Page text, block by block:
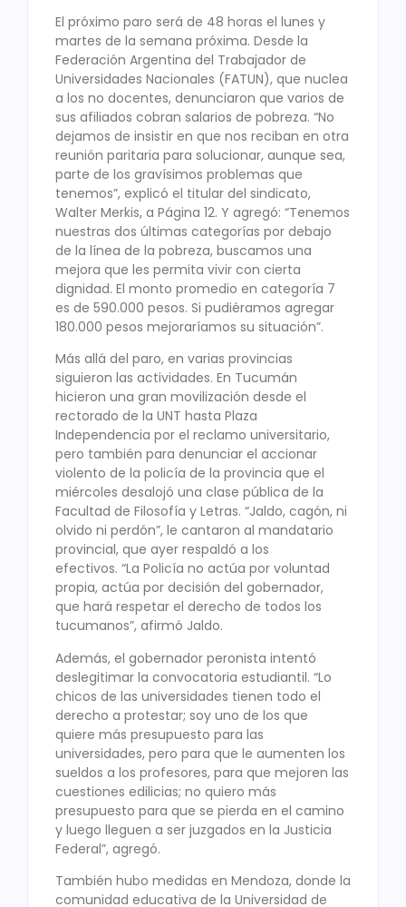
El próximo paro será de 48 horas el lunes y
martes de la semana próxima. Desde la
Federación Argentina del Trabajador de
Universidades Nacionales (FATUN), que nuclea
a los no docentes, denunciaron que varios de
sus afiliados cobran salarios de pobreza. “No
dejamos de insistir en que nos reciban en otra
reunión paritaria para solucionar, aunque sea,
parte de los gravísimos problemas que
tenemos”, explicó el titular del sindicato,
Walter Merkis, a Página 12. Y agregó: “Tenemos
nuestras dos últimas categorías por debajo
de la línea de la pobreza, buscamos una
mejora que les permita vivir con cierta
dignidad. El monto promedio en categoría 7
es de 590.000 pesos. Si pudiéramos agregar
180.000 pesos mejoraríamos su situación”.
Más allá del paro, en varias provincias
siguieron las actividades. En Tucumán
hicieron una gran movilización desde el
rectorado de la UNT hasta Plaza
Independencia por el reclamo universitario,
pero también para denunciar el accionar
violento de la policía de la provincia que el
miércoles desalojó una clase pública de la
Facultad de Filosofía y Letras. “Jaldo, cagón, ni
olvido ni perdón”, le cantaron al mandatario
provincial, que ayer respaldó a los
efectivos. “La Policía no actúa por voluntad
propia, actúa por decisión del gobernador,
que hará respetar el derecho de todos los
tucumanos”, afirmó Jaldo.
Además, el gobernador peronista intentó
deslegitimar la convocatoria estudiantil. “Lo
chicos de las universidades tienen todo el
derecho a protestar; soy uno de los que
quiere más presupuesto para las
universidades, pero para que le aumenten los
sueldos a los profesores, para que mejoren las
cuestiones edilicias; no quiero más
presupuesto para que se pierda en el camino
y luego lleguen a ser juzgados en la Justicia
Federal”, agregó.
También hubo medidas en Mendoza, donde la
comunidad educativa de la Universidad de